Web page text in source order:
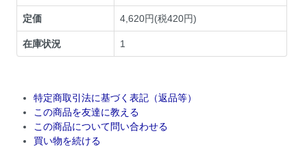
定価 4,620円(税420円)
在庫状況 1
特定商取引法に基づく表記（返品等）
この商品を友達に教える
この商品について問い合わせる
買い物を続ける